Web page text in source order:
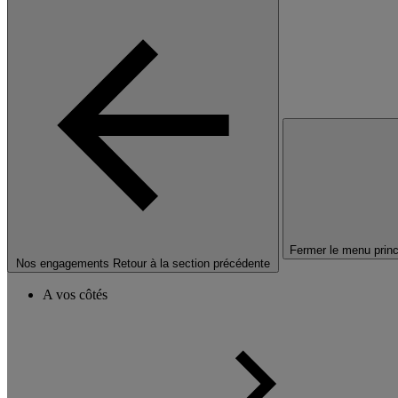
Nos engagements Retour à la section précédente
Fermer le menu
A vos côtés